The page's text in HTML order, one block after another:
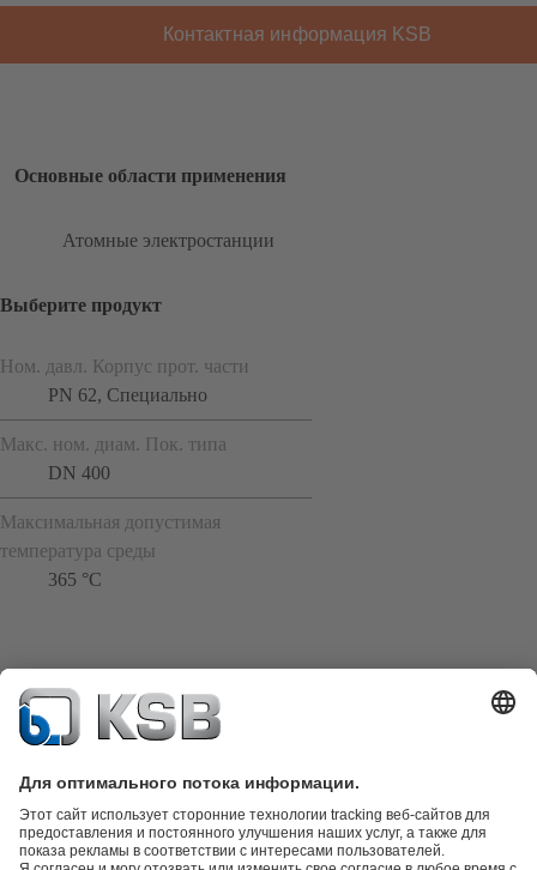
Контактная информация KSB
Основные области применения
Атомные электростанции
Выберите продукт
Ном. давл. Корпус прот. части
PN 62, Специально
Макс. ном. диам. Пок. типа
DN 400
Максимальная допустимая
температура среды
365 °C